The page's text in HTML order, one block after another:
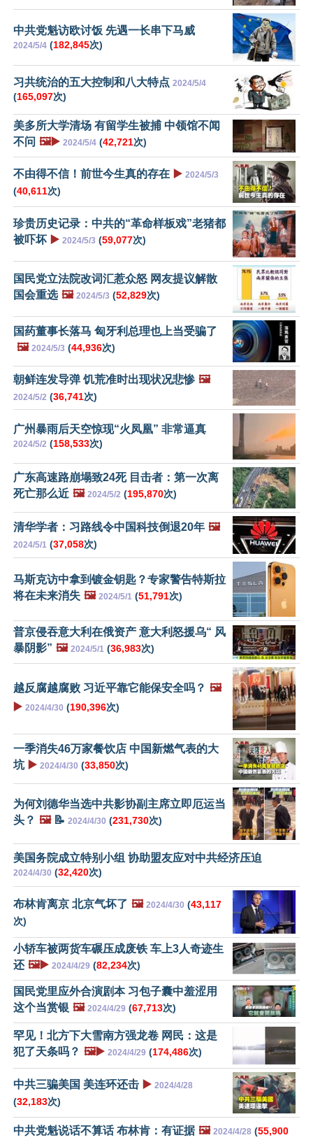
中共党魁访欧讨饭 先遇一长串下马威
2024/5/4 (182,845次)
习共统治的五大控制和八大特点 2024/5/4
(165,097次)
美多所大学清场 有留学生被捕 中领馆不闻
不问 🖼️▶️ 2024/5/4 (42,721次)
不由得不信！前世今生真的存在 ▶️ 2024/5/3
(40,611次)
珍贵历史记录：中共的“革命样板戏”老猪都
被吓坏 ▶️ 2024/5/3 (59,077次)
国民党立法院改词汇惹众怒 网友提议解散
国会重选 🖼️ 2024/5/3 (52,829次)
国药董事长落马 匈牙利总理也上当受骗了
🖼️ 2024/5/3 (44,936次)
朝鲜连发导弹 饥荒准时出现状况悲惨 🖼️
2024/5/2 (36,741次)
广州暴雨后天空惊现“火凤凰” 非常逼真
2024/5/2 (158,533次)
广东高速路崩塌致24死 目击者：第一次离
死亡那么近 🖼️ 2024/5/2 (195,870次)
清华学者：习路线令中国科技倒退20年 🖼️
2024/5/1 (37,058次)
马斯克访中拿到镀金钥匙？专家警告特斯拉
将在未来消失 🖼️ 2024/5/1 (51,791次)
普京侵吞意大利在俄资产 意大利怒援乌“ 风
暴阴影” 🖼️ 2024/5/1 (36,983次)
越反腐越腐败 习近平靠它能保安全吗？ 🖼️
▶️ 2024/4/30 (190,396次)
一季消失46万家餐饮店 中国新燃气表的大
坑 ▶️ 2024/4/30 (33,850次)
为何刘德华当选中共影协副主席立即厄运当
头？ 🖼️📝 2024/4/30 (231,730次)
美国务院成立特别小组 协助盟友应对中共经济压迫
2024/4/30 (32,420次)
布林肯离京 北京气坏了 🖼️ 2024/4/30 (43,117
次)
小轿车被两货车碾压成废铁 车上3人奇迹生
还 🖼️▶️ 2024/4/29 (82,234次)
国民党里应外合演剧本 习包子囊中羞涩用
这个当赏银 🖼️ 2024/4/29 (67,713次)
罕见！北方下大雪南方强龙卷 网民：这是
犯了天条吗？ 🖼️▶️ 2024/4/29 (174,486次)
中共三骗美国 美连环还击 ▶️ 2024/4/28
(32,183次)
中共党魁说话不算话 布林肯：有证据 🖼️ 2024/4/28 (55,900